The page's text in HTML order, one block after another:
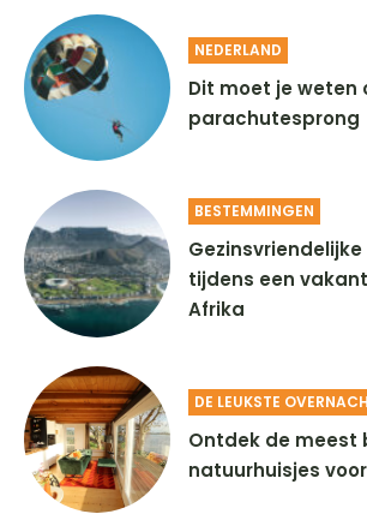
NEDERLAND
Dit moet je weten
parachutesprong
BESTEMMINGEN
tijdens een
Afrika
DE LEUKSTE
Ontdek de meest
natuurhuisjes